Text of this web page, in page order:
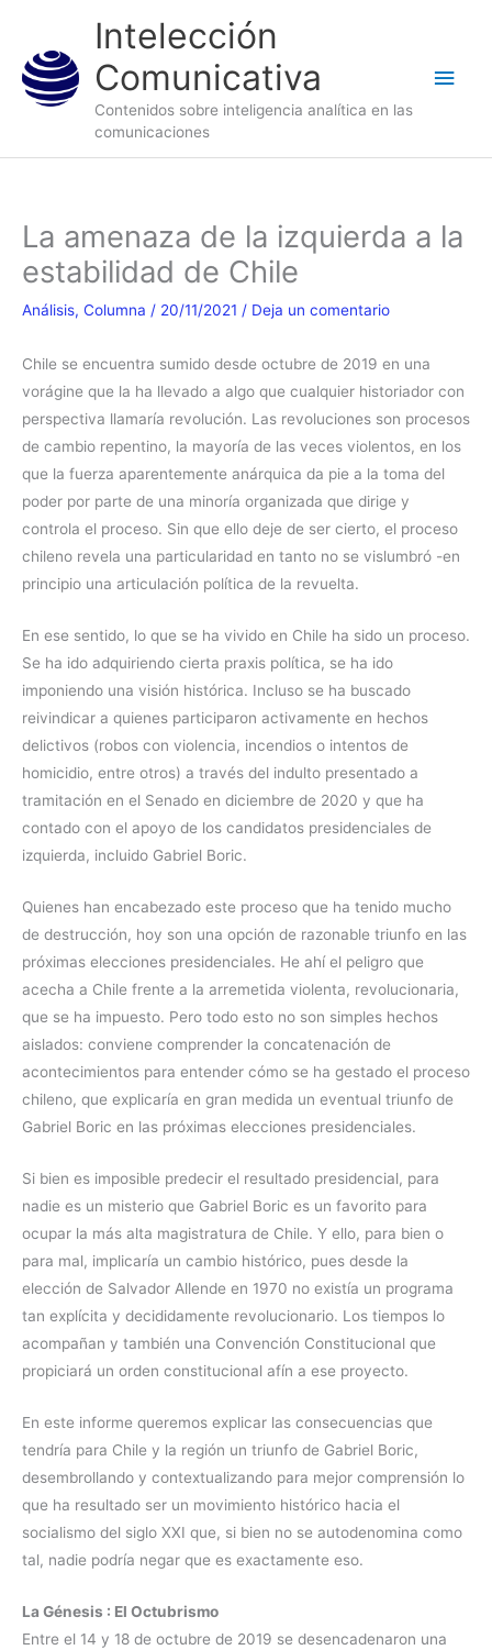
contenido
Intelección
Comunicativa
Contenidos sobre inteligencia analítica en las
comunicaciones
La amenaza de la izquierda a la
estabilidad de Chile
Análisis, Columna / 20/11/2021 / Deja un comentario
Chile se encuentra sumido desde octubre de 2019 en una
vorágine que la ha llevado a algo que cualquier historiador con
perspectiva llamaría revolución. Las revoluciones son procesos
de cambio repentino, la mayoría de las veces violentos, en los
que la fuerza aparentemente anárquica da pie a la toma del
poder por parte de una minoría organizada que dirige y
controla el proceso. Sin que ello deje de ser cierto, el proceso
chileno revela una particularidad en tanto no se vislumbró -en
principio una articulación política de la revuelta.
En ese sentido, lo que se ha vivido en Chile ha sido un proceso.
Se ha ido adquiriendo cierta praxis política, se ha ido
imponiendo una visión histórica. Incluso se ha buscado
reivindicar a quienes participaron activamente en hechos
delictivos (robos con violencia, incendios o intentos de
homicidio, entre otros) a través del indulto presentado a
tramitación en el Senado en diciembre de 2020 y que ha
contado con el apoyo de los candidatos presidenciales de
izquierda, incluido Gabriel Boric.
Quienes han encabezado este proceso que ha tenido mucho
de destrucción, hoy son una opción de razonable triunfo en las
próximas elecciones presidenciales. He ahí el peligro que
acecha a Chile frente a la arremetida violenta, revolucionaria,
que se ha impuesto. Pero todo esto no son simples hechos
aislados: conviene comprender la concatenación de
acontecimientos para entender cómo se ha gestado el proceso
chileno, que explicaría en gran medida un eventual triunfo de
Gabriel Boric en las próximas elecciones presidenciales.
Si bien es imposible predecir el resultado presidencial, para
nadie es un misterio que Gabriel Boric es un favorito para
ocupar la más alta magistratura de Chile. Y ello, para bien o
para mal, implicaría un cambio histórico, pues desde la
elección de Salvador Allende en 1970 no existía un programa
tan explícita y decididamente revolucionario. Los tiempos lo
acompañan y también una Convención Constitucional que
propiciará un orden constitucional afín a ese proyecto.
En este informe queremos explicar las consecuencias que
tendría para Chile y la región un triunfo de Gabriel Boric,
desembrollando y contextualizando para mejor comprensión lo
que ha resultado ser un movimiento histórico hacia el
socialismo del siglo XXI que, si bien no se autodenomina como
tal, nadie podría negar que es exactamente eso.
La Génesis : El Octubrismo
Entre el 14 y 18 de octubre de 2019 se desencadenaron una